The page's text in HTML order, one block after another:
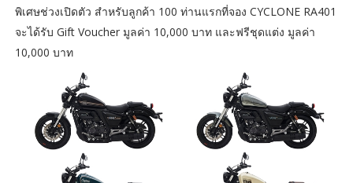
พิเศษช่วงเปิดตัว สำหรับลูกค้า 100 ท่านแรกที่จอง CYCLONE RA401
จะได้รับ Gift Voucher มูลค่า 10,000 บาท และฟรีชุดแต่ง มูลค่า
10,000 บาท